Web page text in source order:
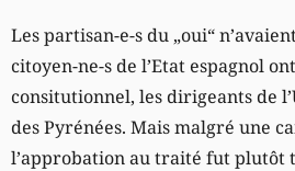
Les partisan-e-s du „oui“
citoyen-ne-s de l’Etat espagnol
consitutionnel, les dirigeants de
des Pyrénées. Mais malgré une
l’approbation au traité fut plutôt